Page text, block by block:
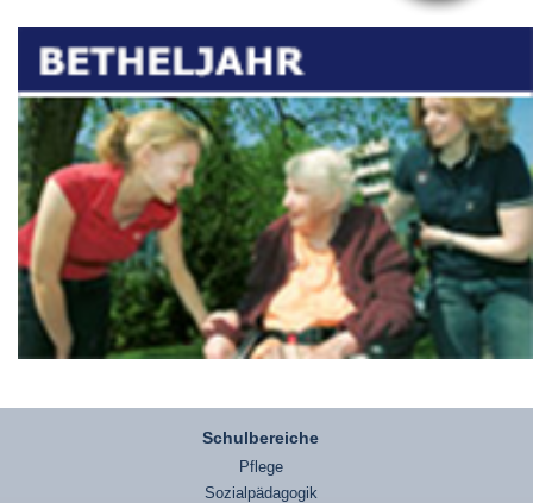
Schulbereiche
Pflege
Sozialpädagogik